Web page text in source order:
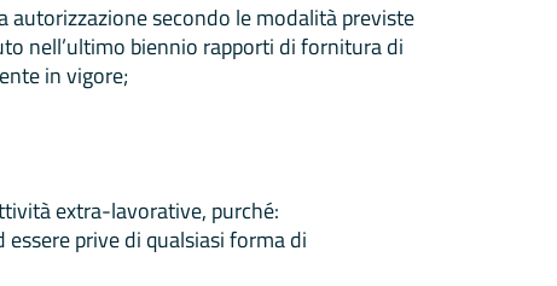
secondo le modalità previste
nell’ultimo biennio rapporti di fornitura di
in vigore;
extra-lavorative, purché:
prive di qualsiasi forma di